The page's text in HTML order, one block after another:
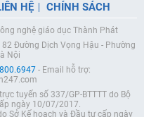
HỆ CHÍNH SÁCH
nghệ giáo dục Thành Phát
Đường Dịch Vọng Hậu - Phường
Nội
- Email hỗ trợ:
tuyến số 337/GP-BTTTT do Bộ
ngày 10/07/2017.
Sở Kế hoạch và Đầu tư cấp ngày